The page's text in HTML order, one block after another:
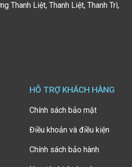
Thanh Liệt, Thanh Liệt, Thanh Trì,
HỖ TRỢ KHÁCH HÀNG
Chính sách bảo mật
Điều khoản và điều kiện
Chính sách bảo hành